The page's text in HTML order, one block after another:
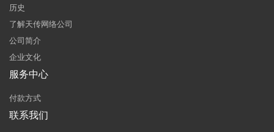
历史
了解天传网络公司
公司简介
企业文化
服务中心
付款方式
联系我们